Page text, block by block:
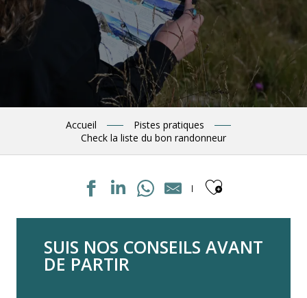
Accueil
Pistes pratiques
Check la liste du bon randonneur
Ajouter
SUIS NOS CONSEILS AVANT
DE PARTIR